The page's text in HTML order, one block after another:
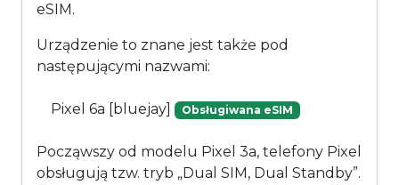
eSIM.
Urządzenie to znane jest także pod
następującymi nazwami:
Pixel 6a [bluejay] Obsługiwana eSIM
Począwszy od modelu Pixel 3a, telefony Pixel
obsługują tzw. tryb „Dual SIM, Dual Standby”.